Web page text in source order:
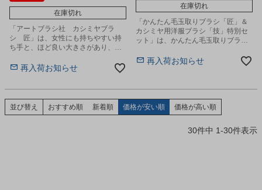
在庫切れ
「アートブラシ社 カシミヤブラ
シ 匠」は、女性にも持ちやすい持
ち手と、ほど良い大きさがあり、か
を作りました。
再入荷お知らせ
在庫切れ
「かんたん毛玉取りブラシ「匠」＆
カシミヤ用洋服ブラシ「技」特別セ
ット」は、かんたん毛玉取りブラシ
しました。
再入荷お知らせ
並び替え おすすめ順 新着順 価格が安い順 価格が高い順
30件中 1-30件表示